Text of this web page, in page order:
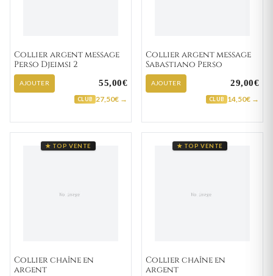
Collier argent message
Perso Djeimsi 2
AJOUTER 55,00€
CLUB 27,50€ →
Collier argent message
Sabastiano Perso
AJOUTER 29,00€
CLUB 14,50€ →
★ TOP VENTE
Collier chaîne en
argent
★ TOP VENTE
Collier chaîne en
argent